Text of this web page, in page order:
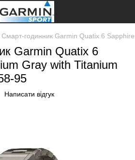
Смарт-годинник Garmin Quatix 6
Garmin Quatix 6
Gray with Titanium
95
Написати відгук